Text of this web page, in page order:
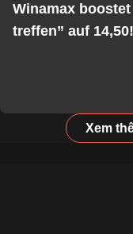
Winamax
treffen” auf 14,50!
Xem